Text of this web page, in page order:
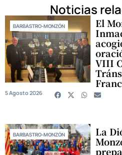
Noticias
BARBASTRO-MONZÓN El
VIII
5 Agosto 2026
BARBASTRO-MONZÓN La